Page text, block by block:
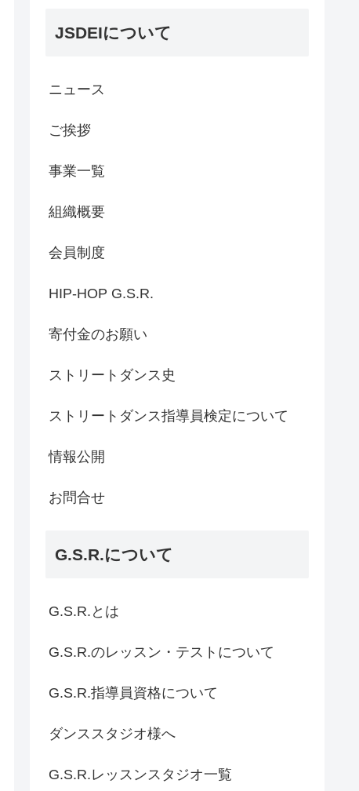
JSDEIについて
ニュース
ご挨拶
事業一覧
組織概要
会員制度
HIP-HOP G.S.R.
寄付金のお願い
ストリートダンス史
ストリートダンス指導員検定について
情報公開
お問合せ
G.S.R.について
G.S.R.とは
G.S.R.のレッスン・テストについて
G.S.R.指導員資格について
ダンススタジオ様へ
G.S.R.レッスンスタジオ一覧